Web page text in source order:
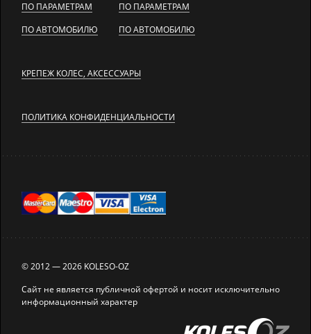
ПО ПАРАМЕТРАМ
ПО АВТОМОБИЛЮ
ПО ПАРАМЕТРАМ
ПО АВТОМОБИЛЮ
КРЕПЕЖ КОЛЕС, АКСЕССУАРЫ
ПОЛИТИКА КОНФИДЕНЦИАЛЬНОСТИ
© 2012 — 2026 KOLESO-OZ
Сайт не является публичной офертой и носит исключительно
информационный характер